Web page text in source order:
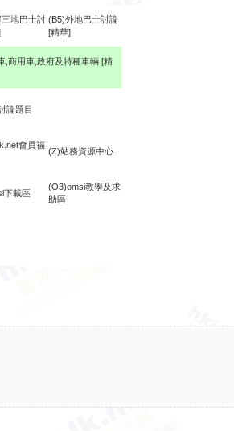
地巴士討 (B5)外地巴士討論
[精華]
,商用車,政府及特種車輛 [精
論題目
會員福
(Z)站務資源中心
下載區
(O3)omsi教學及求
助區